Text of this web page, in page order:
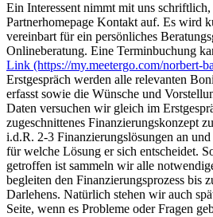
Ein Interessent nimmt mit uns
Partnerhomepage Kontakt auf. Es wird
vereinbart für ein persönliches
Onlineberatung. Eine Terminbuchung
Link (https://my.meetergo.com/norbert-
Erstgespräch werden alle relevanten
erfasst sowie die Wünsche und
Daten versuchen wir gleich im
zugeschnittenes Finanzierungskonzept
i.d.R. 2-3 Finanzierungslösungen an
für welche Lösung er sich entscheidet.
getroffen ist sammeln wir alle
begleiten den Finanzierungsprozess bis
Darlehens. Natürlich stehen wir auch
Seite, wenn es Probleme oder Fragen